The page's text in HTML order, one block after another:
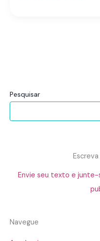
Pesquisar
Envie seu texto e junte-
Navegue